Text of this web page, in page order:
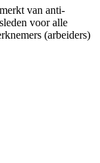
van anti-
voor alle
(arbeiders)